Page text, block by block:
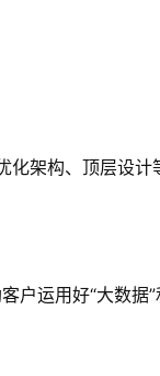
架构、顶层设计
运用好“大数据